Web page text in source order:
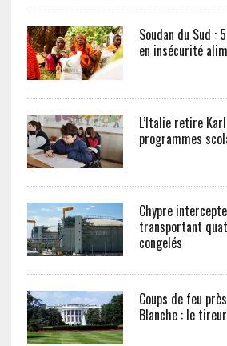
Soudan du Sud :
en insécurité
L’Italie retire
programmes
Chypre
transportant
congelés
Coups de feu
Blanche : le